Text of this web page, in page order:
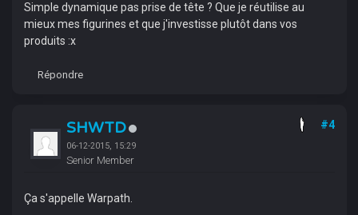
Simple dynamique pas prise de tête ? Que je réutilise au
mieux mes figurines et que j'investisse plutôt dans vos
produits :x
Répondre
SHWTD
06-12-2015, 15:29
Senior Member
#4
Ça s'appelle Warpath.